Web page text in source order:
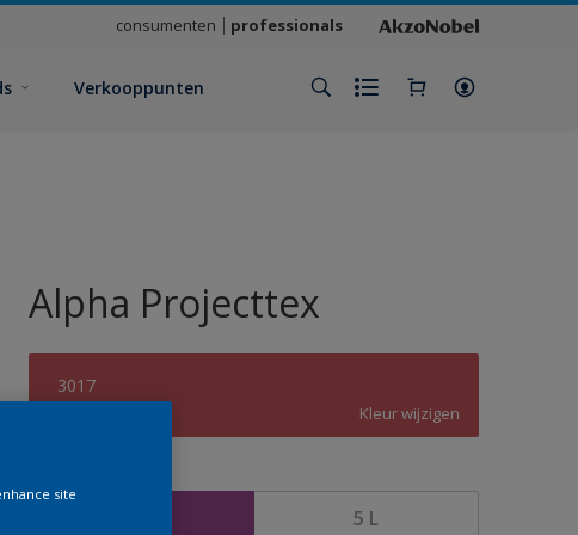
consumenten professionals
Verkooppunten
Alpha Projecttex
3017
Kleur wijzigen
5 L
site